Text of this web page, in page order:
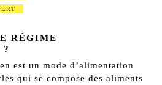
RÉGIME
?
est un mode d’alimentation
qui se compose des aliments